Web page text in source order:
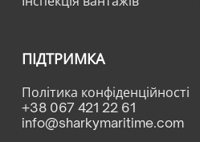
ПІДТРИМКА
Політика конфіденційності
+38 067 421 22 61
info@sharkymaritime.com